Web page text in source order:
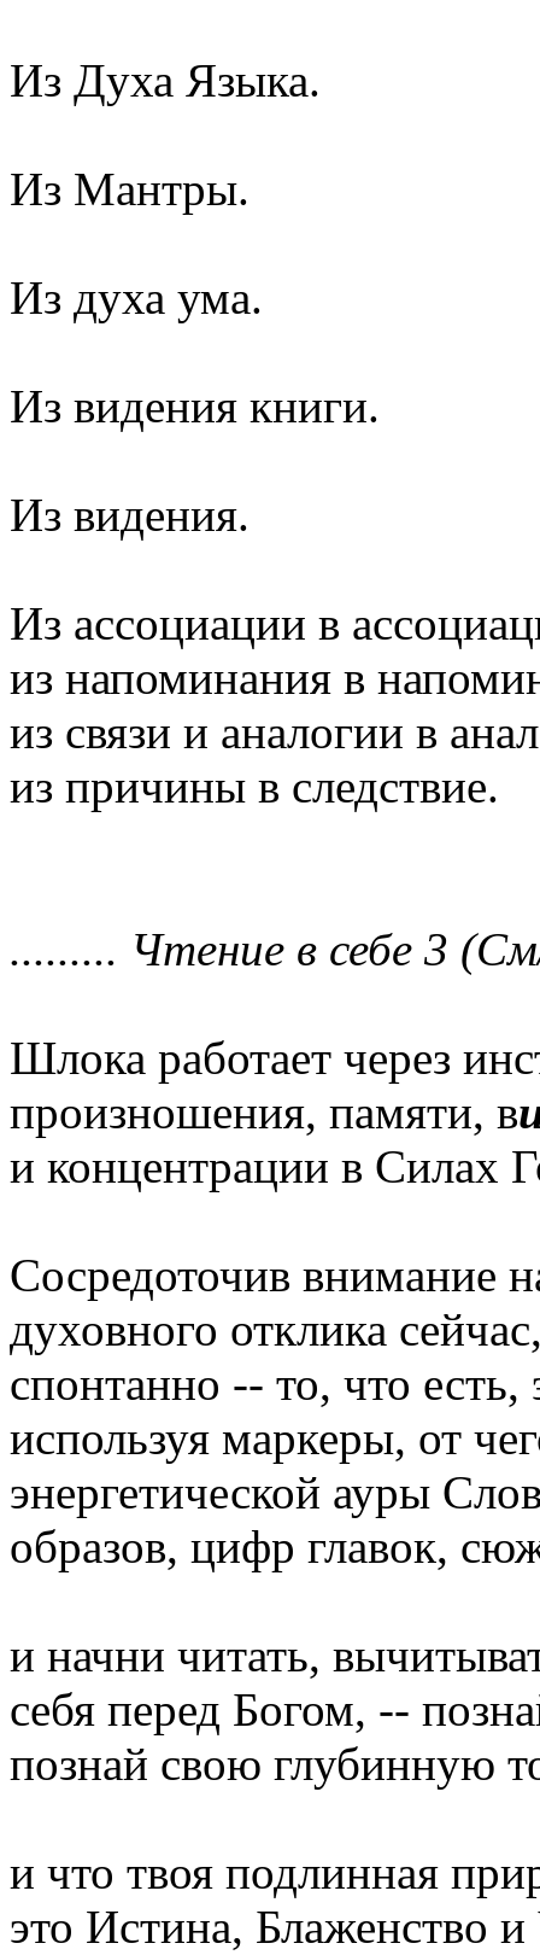
Из Духа Языка.
Из Мантры.
Из духа ума.
Из видения книги.
Из видения.
Из ассоциации в
из напоминания в
из связи и аналогии в
из причины в следствие.
......... Чтение в себе 3
Шлока работает через
произношения, памяти, в
и концентрации в Силах
Сосредоточив внимание
духовного отклика
спонтанно -- то, что есть,
используя маркеры, от
энергетической ауры
образов, цифр главок,
и начни читать,
себя перед Богом, --
познай свою глубинную
и что твоя подлинная
это Истина, Блаженство